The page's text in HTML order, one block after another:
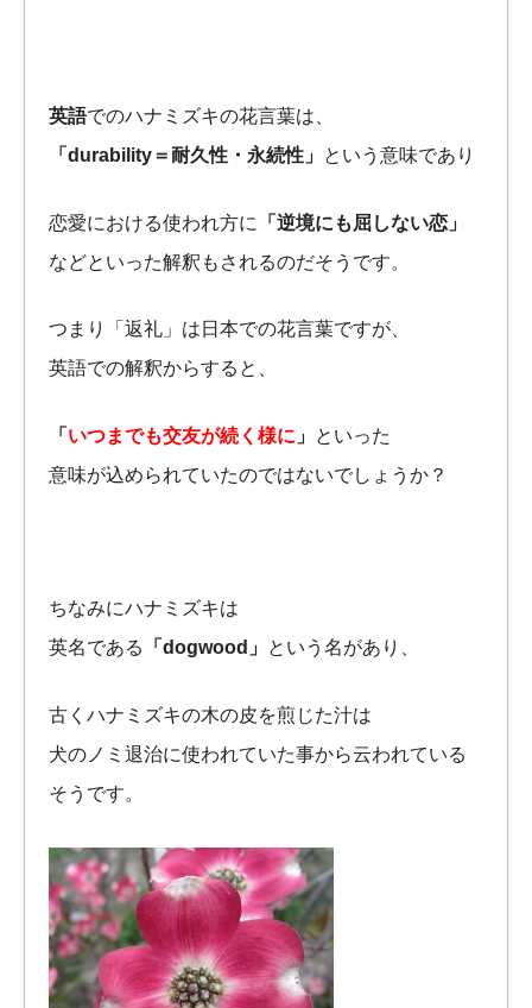
英語でのハナミズキの花言葉は、
「durability＝耐久性・永続性」
という意味であり
恋愛における使われ方に
「逆境にも屈しない恋」
などといった解釈もされるのだそうです。
つまり「返礼」は日本での花言葉ですが、
英語での解釈からすると、
「 いつまでも交友が続く様に 」
といった
意味が込められていたのではないでしょうか？
ちなみにハナミズキは
英名である
「dogwood」 という名があり、
古くハナミズキの木の皮を煎じた汁は
犬のノミ退治に使われていた事から云われている
そうです。